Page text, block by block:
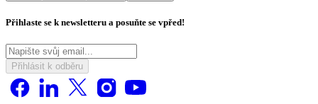
Přihlaste se k newsletteru a posuňte se vpřed!
Přihlásit k odběru